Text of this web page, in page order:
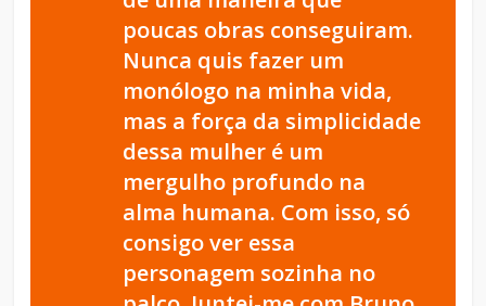
poucas obras conseguiram.
Nunca quis fazer um
monólogo na minha vida,
mas a força da simplicidade
dessa mulher é um
mergulho profundo na
alma humana. Com isso, só
consigo ver essa
personagem sozinha no